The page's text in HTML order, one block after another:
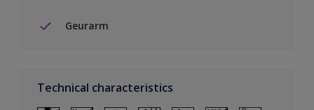
Geurarm
Technical characteristics